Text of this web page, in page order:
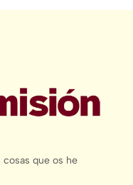
cosas que os he